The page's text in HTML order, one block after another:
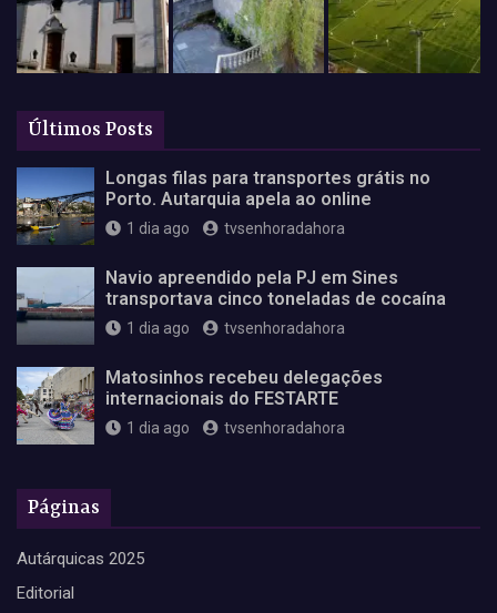
Últimos Posts
Longas filas para transportes grátis no
Porto. Autarquia apela ao online
1 dia ago tvsenhoradahora
Navio apreendido pela PJ em Sines
transportava cinco toneladas de cocaína
1 dia ago tvsenhoradahora
Matosinhos recebeu delegações
internacionais do FESTARTE
1 dia ago tvsenhoradahora
Páginas
Autárquicas 2025
Editorial